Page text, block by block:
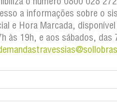
a informações sobre o
e Hora Marcada,
às 19h, e aos sábados, das